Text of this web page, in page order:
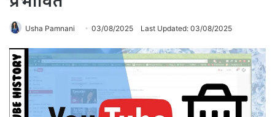
Usha Pamnani 03/08/2025 Last Updated: 03/08/2025